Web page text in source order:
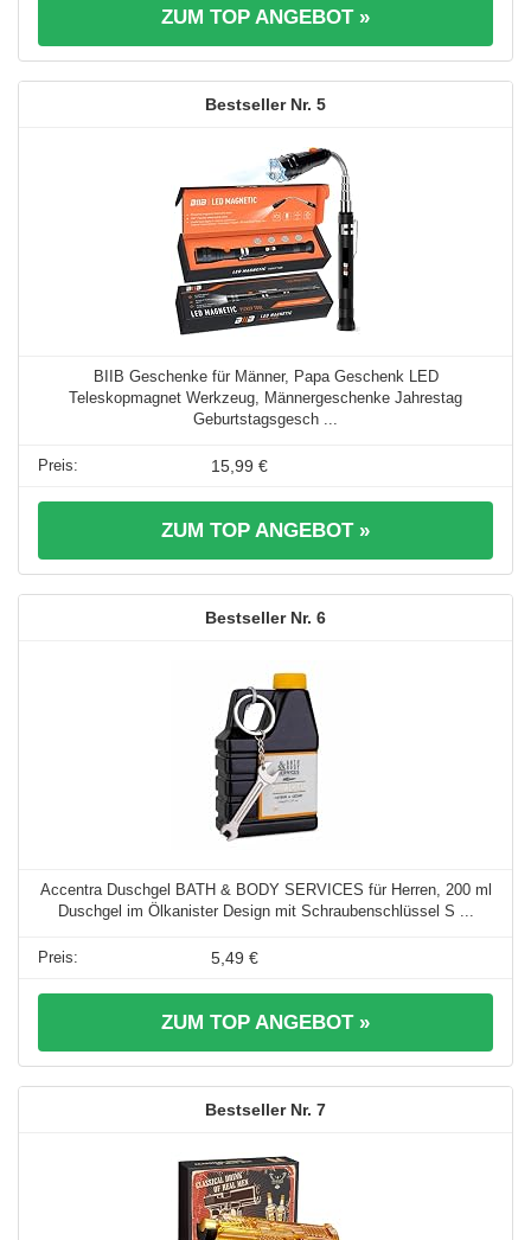
ZUM TOP ANGEBOT »
5
BIIB Geschenke für Männer, Papa Geschenk LED
Teleskopmagnet Werkzeug, Männergeschenke Jahrestag
Geburtstagsgesch ...
15,99 €
ZUM TOP ANGEBOT »
6
Accentra Duschgel BATH & BODY SERVICES für Herren, 200 ml
Duschgel im Ölkanister Design mit Schraubenschlüssel S ...
5,49 €
ZUM TOP ANGEBOT »
7